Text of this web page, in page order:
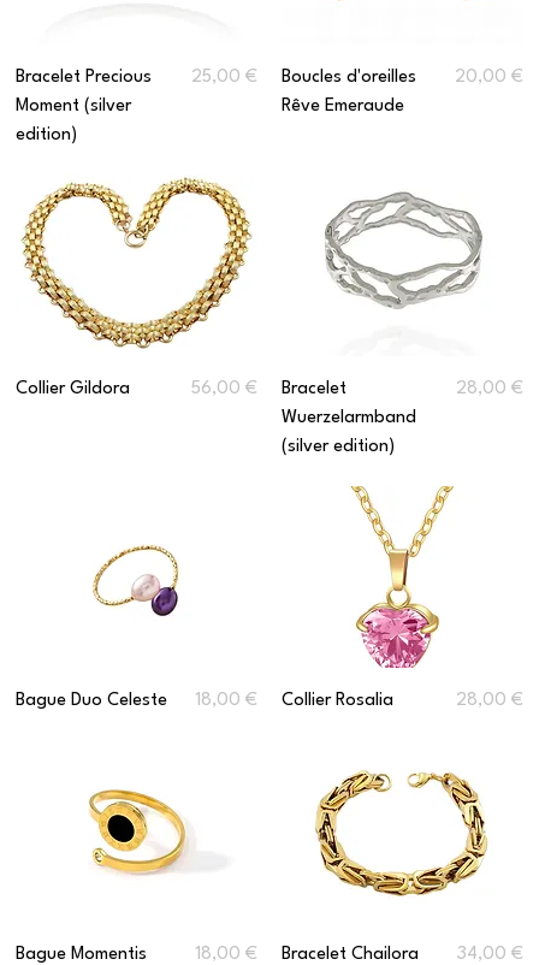
Bracelet Precious
Moment (silver
edition)
Prix
25,00 €
Boucles d'oreilles
Rêve Emeraude
Prix
20,00 €
Collier Gildora Prix
56,00 €
Bracelet
Wuerzelarmband
(silver edition)
Prix
28,00 €
Bague Duo Celeste Prix
18,00 € Collier Rosalia Prix
28,00 €
Bague Momentis Prix
18,00 € Bracelet Chailora Prix
34,00 €